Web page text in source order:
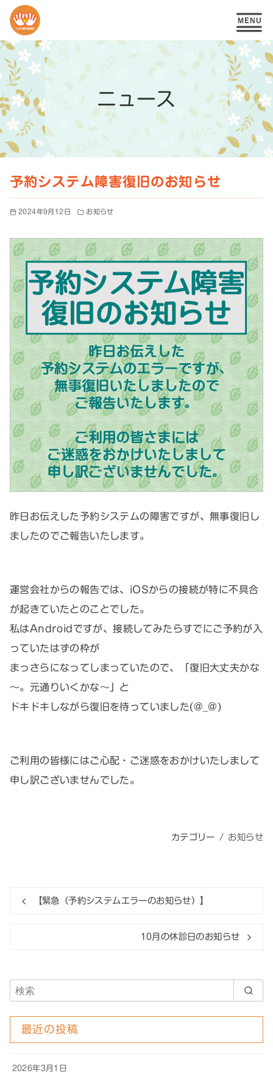
コ
ン
テ
ン
ツ
へ
ニュース
予約システム障害復旧のお知らせ
2024年9月12日 お知らせ
昨日お伝えした予約システムの障害ですが、無事復旧し
ましたのでご報告いたします。
運営会社からの報告では、iOSからの接続が特に不具合
が起きていたとのことでした。
私はAndroidですが、接続してみたらすでにご予約が入
っていたはずの枠が
まっさらになってしまっていたので、「復旧大丈夫かな
～。元通りいくかな～」と
ドキドキしながら復旧を待っていました(@_@)
ご利用の皆様にはご心配・ご迷惑をおかけいたしまして
申し訳ございませんでした。
カテゴリー お知らせ
【緊急（予約システムエラーのお知らせ）】
10月の休診日のお知らせ
最近の投稿
2026年3月1日